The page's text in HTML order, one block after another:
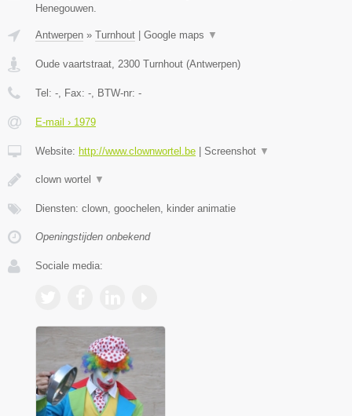
Henegouwen.
Antwerpen » Turnhout Google maps ▼
Oude vaartstraat 2300 Turnhout (Antwerpen)
Tel: - , Fax: - , BTW-nr: -
E-mail › 1979
Website: http://www.clownwortel.be Screenshot ▼
clown wortel ▼
Diensten: clown, goochelen, kinder animatie
Openingstijden onbekend
Sociale media: